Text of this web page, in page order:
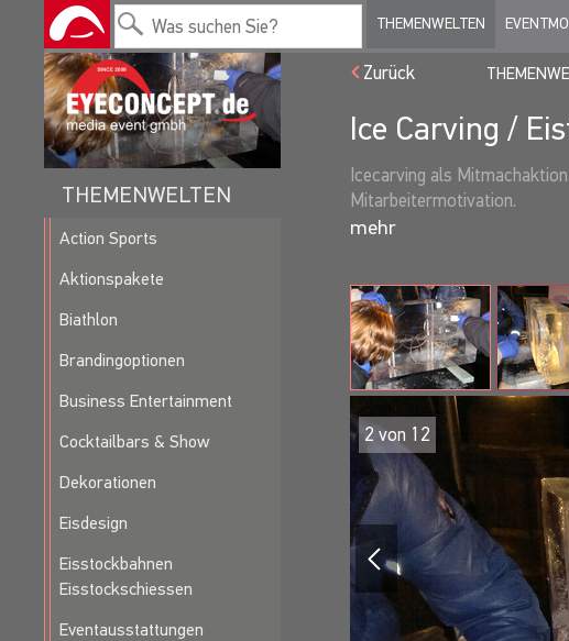
THEMENWELTEN
THEMENWELTEN
Action Sports
Aktionspakete
Biathlon
Brandingoptionen
Business Entertainment
Cocktailbars & Show
Dekorationen
Eisdesign
Eisstockbahnen
Eisstockschiessen
Eventausstattungen
Zurück
Ice Carving /
Icecarving als
Mitarbeitermotivation.
2 von 12